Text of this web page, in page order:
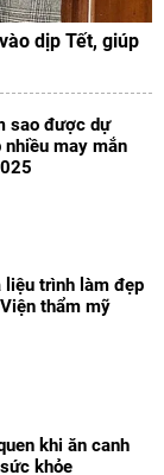
dịp Tết, giúp
sao được dự
nhiều may mắn
liệu trình làm đẹp
thẩm mỹ
khi ăn canh
khỏe